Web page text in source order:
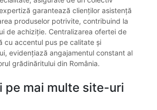
garantează clienților asistență
produselor potrivite, contribuind la
de achiziție. Centralizarea ofertei de
cu accentul pus pe calitate și
evidențiază angajamentul constant al
grădinăritului din România.
pe mai multe site-uri